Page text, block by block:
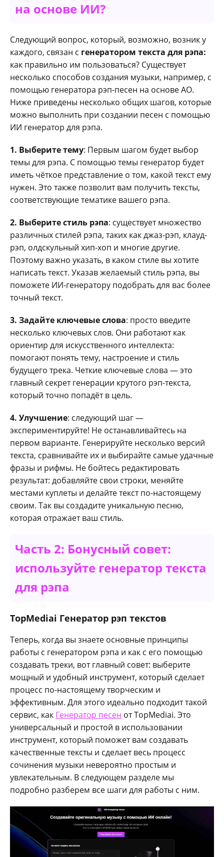
на основе ИИ?
Следующий вопрос, который, возможно, возник у
каждого, связан с генератором текста для рэпа:
как правильно им пользоваться? Существует
несколько способов создания музыки, например, с
помощью генератора рэп-песен на основе AO.
Ниже приведены несколько общих шагов, которые
можно выполнить при создании песен с помощью
ИИ генератор для рэпа.
1. Выберите тему: Первым шагом будет выбор
темы для рэпа. С помощью темы генератор будет
иметь чёткое представление о том, какой текст ему
нужен. Это также позволит вам получить тексты,
соответствующие тематике вашего рэпа.
2. Выберите стиль рэпа: существует множество
различных стилей рэпа, таких как джаз-рэп, клауд-
рэп, олдскульный хип-хоп и многие другие.
Поэтому важно указать, в каком стиле вы хотите
написать текст. Указав желаемый стиль рэпа, вы
поможете ИИ-генератору подобрать для вас более
точный текст.
3. Задайте ключевые слова: просто введите
несколько ключевых слов. Они работают как
ориентир для искусственного интеллекта:
помогают понять тему, настроение и стиль
будущего трека. Четкие ключевые слова — это
главный секрет генерации крутого рэп-текста,
который точно попадёт в цель.
4. Улучшение: следующий шаг —
экспериментируйте! Не останавливайтесь на
первом варианте. Генерируйте несколько версий
текста, сравнивайте их и выбирайте самые удачные
фразы и рифмы. Не бойтесь редактировать
результат: добавляйте свои строки, меняйте
местами куплеты и делайте текст по-настоящему
своим. Так вы создадите уникальную песню,
которая отражает ваш стиль.
Часть 2: Бонусный совет:
используйте генератор текста
для рэпа
TopMediai Генератор рэп текстов
Теперь, когда вы знаете основные принципы
работы с генератором рэпа и как с его помощью
создавать треки, вот главный совет: выберите
мощный и удобный инструмент, который сделает
процесс по-настоящему творческим и
эффективным. Для этого идеально подходит такой
сервис, как Генератор песен от TopMediai. Это
универсальный и простой в использовании
инструмент, который поможет вам создавать
качественные тексты и сделает весь процесс
сочинения музыки невероятно простым и
увлекательным. В следующем разделе мы
подробно разберем все шаги для работы с ним.